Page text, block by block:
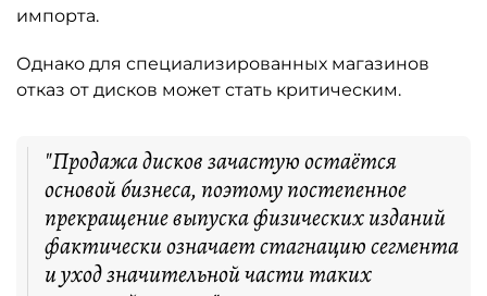
импорта.
Однако для специализированных магазинов
отказ от дисков может стать критическим.
"Продажа дисков зачастую остаётся
основой бизнеса, поэтому постепенное
прекращение выпуска физических изданий
фактически означает стагнацию сегмента
и уход значительной части таких